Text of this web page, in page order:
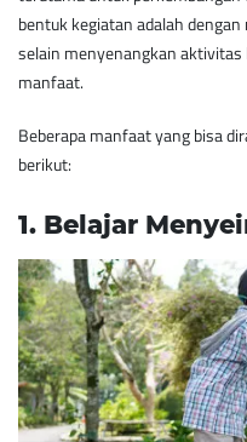
bentuk kegiatan adalah
selain menyenangkan aktivitas
manfaat.
Beberapa manfaat yang bisa
berikut:
1. ​Belajar